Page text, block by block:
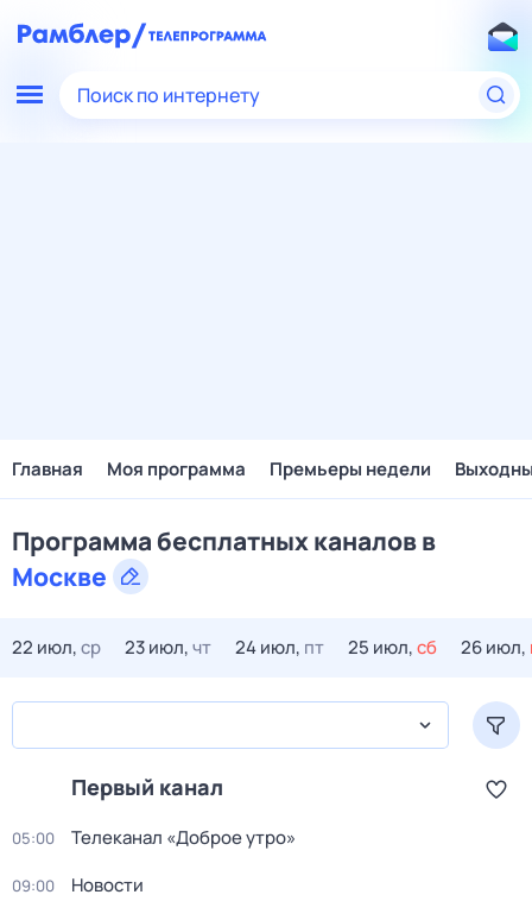
Поиск по интернету
Главная Моя программа Премьеры недели
Программа бесплатных каналов в
Москве
22 июл,ср 23 июл,чт 24 июл, пт 25 июл,сб 26 июл,
Первый канал
05:00 Телеканал «Доброе утро»
09:00 Новости